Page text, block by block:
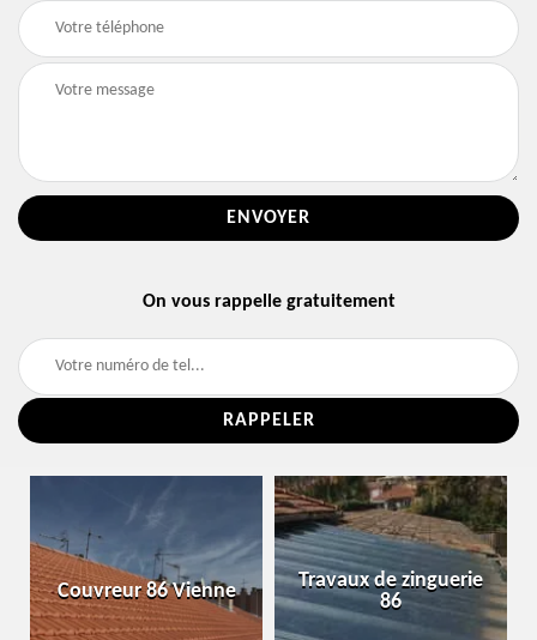
On vous rappelle gratuitement
Couvreur 86 Vienne
Travaux de zinguerie
86